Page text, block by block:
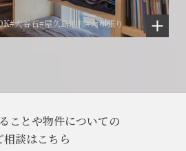
#大谷石#屋久島地杉#大和張り
ことや物件についての
相談はこちら